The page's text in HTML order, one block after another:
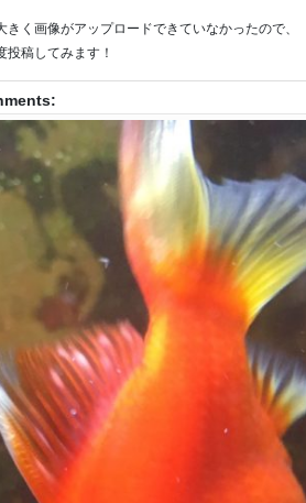
きく画像がアップロードできていなかったので、
投稿してみます！